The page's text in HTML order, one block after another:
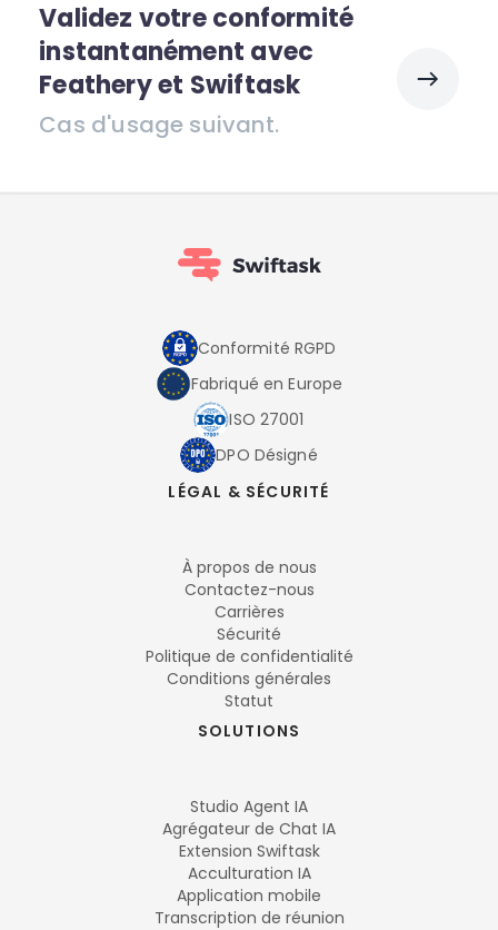
Validez votre conformité
instantanément avec
Feathery et Swiftask
Cas d'usage suivant.
Conformité RGPD
Fabriqué en Europe
ISO 27001
DPO Désigné
LÉGAL & SÉCURITÉ
À propos de nous
Contactez-nous
Carrières
Sécurité
Politique de confidentialité
Conditions générales
Statut
SOLUTIONS
Studio Agent IA
Agrégateur de Chat IA
Extension Swiftask
Acculturation IA
Application mobile
Transcription de réunion